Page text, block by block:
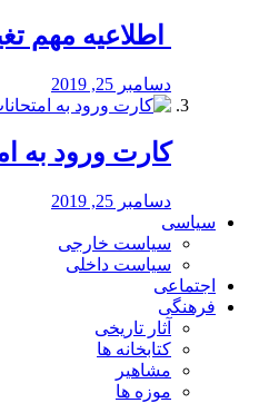
اطلاعیه مهم
دسامبر 25, 2019
کارت ورود به
دسامبر 25, 2019
سیاسی
سیاست خارجی
سیاست داخلی
اجتماعی
فرهنگی
آثار تاریخی
کتابخانه ها
مشاهیر
موزه ها